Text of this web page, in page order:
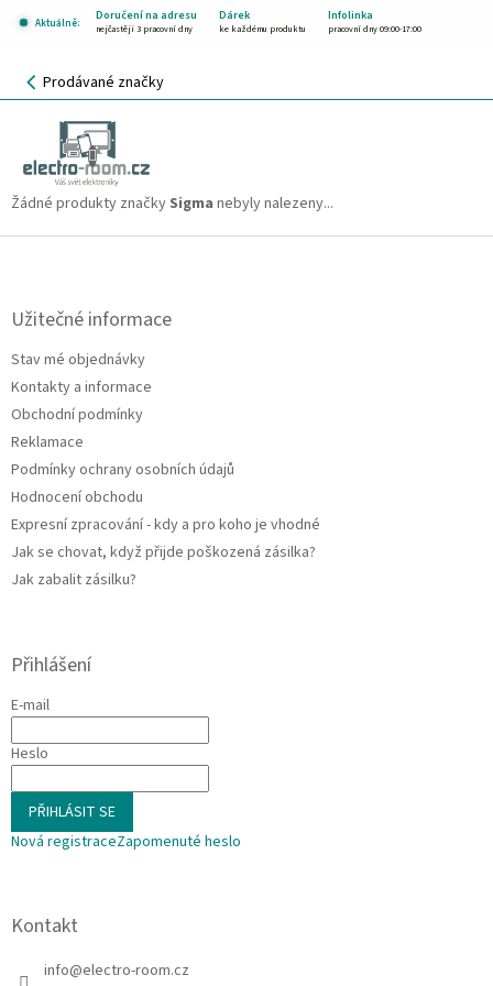
Aktuálně:
Doručení na adresu Dárek Infolinka
nejčastěji 3 pracovní dny ke každému produktu pracovní dny 09:00-17:00
NÁKUPNÍ
KOŠÍK
Prodávané značky
Sigma
Žádné produkty značky Sigma nebyly nalezeny...
Z
Užitečné informace
Stav mé objednávky
Kontakty a informace
Obchodní podmínky
Reklamace
Podmínky ochrany osobních údajů
Hodnocení obchodu
Expresní zpracování - kdy a pro koho je vhodné
Jak se chovat, když přijde poškozená zásilka?
Jak zabalit zásilku?
Přihlášení
E-mail
Heslo
PŘIHLÁSIT SE
Nová registraceZapomenuté heslo
Kontakt
info@electro-room.cz